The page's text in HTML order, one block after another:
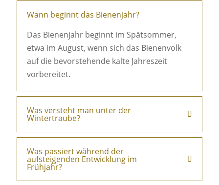
Wann beginnt das Bienenjahr?
Das Bienenjahr beginnt im Spätsommer,
etwa im August, wenn sich das Bienenvolk
auf die bevorstehende kalte Jahreszeit
vorbereitet.
Was versteht man unter der
Wintertraube?
Was passiert während der
aufsteigenden Entwicklung im
Frühjahr?